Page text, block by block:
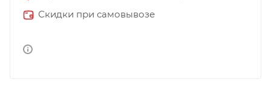
Скидки при самовывозе